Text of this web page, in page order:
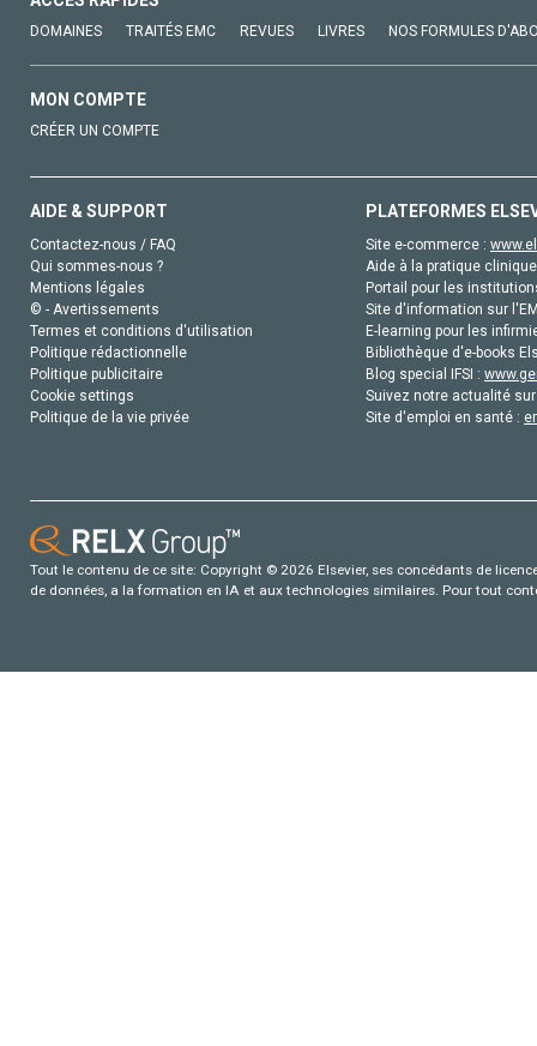
DOMAINES TRAITÉS EMC REVUES LIVRES NOS FORMULES
MON COMPTE
CRÉER UN COMPTE
AIDE & SUPPORT
Contactez-nous / FAQ
Qui sommes-nous ?
Mentions légales
© - Avertissements
Termes et conditions d'utilisation
Politique rédactionnelle
Politique publicitaire
Cookie settings
Politique de la vie privée
PLATEFORMES
Site e-commerce :
Aide à la pratique
Portail pour les
Site d'information sur
E-learning pour les
Bibliothèque d'e-books
Blog special IFSI :
Suivez notre actualité
Site d'emploi en santé :
Tout le contenu de ce site: Copyright © 2026 Elsevier, ses concédants de
de données, a la formation en IA et aux technologies similaires. Pour tout